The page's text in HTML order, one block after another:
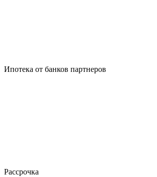
Ипотека от банков партнеров
Рассрочка